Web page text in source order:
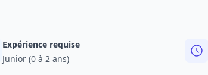
Expérience requise
Junior (0 à 2 ans)